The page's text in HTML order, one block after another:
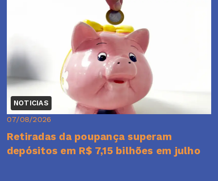
NOTICIAS
07/08/2026
Retiradas da poupança superam
depósitos em R$ 7,15 bilhões em julho